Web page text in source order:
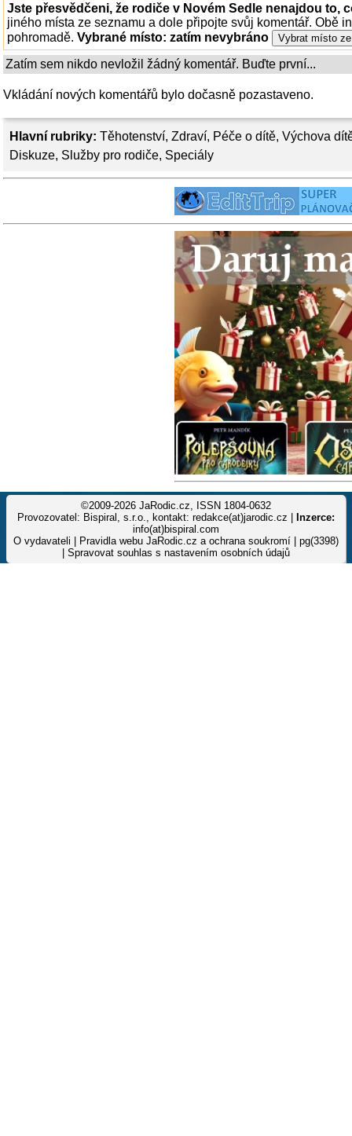
Hlavní rubriky: Těhotenství, Zdraví, Péče o dítě, Výchova
Diskuze, Služby pro rodiče, Speciály
Jste přesvědčeni, že rodiče v Novém Sedle nenajdou to,
jiného místa ze seznamu a dole připojte svůj komentář. Obě
pohromadě. Vybrané místo: zatím nevybráno
Zatím sem nikdo nevložil žádný komentář. Buďte první...
Vkládání nových komentářů bylo dočasně pozastaveno.
©2009-2026 JaRodic.cz, ISSN 1804-0632
Provozovatel: Bispiral, s.r.o., kontakt: redakce(at)jarodic.cz |
Inzerce:
info(at)bispiral.com
O vydavateli
Pravidla webu JaRodic.cz a ochrana soukromí | pg(3398)
Spravovat souhlas s nastavením osobních údajů